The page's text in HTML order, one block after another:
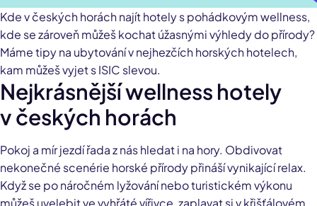
Kde v českých horách najít hotely s pohádkovým wellness,
kde se zároveň můžeš kochat úžasnými výhledy do přírody?
Máme tipy na ubytování v nejhezčích horských hotelech,
kam můžeš vyjet s ISIC slevou.
Nejkrásnější wellness hotely
v českých horách
Pokoj a mír jezdí řada z nás hledat i na hory. Obdivovat
nekonečné scenérie horské přírody přináší vynikající relax.
Když se po náročném lyžování nebo turistickém výkonu
můžeš uvelebit ve vyhřáté vířivce, zaplavat si v křišťálovém